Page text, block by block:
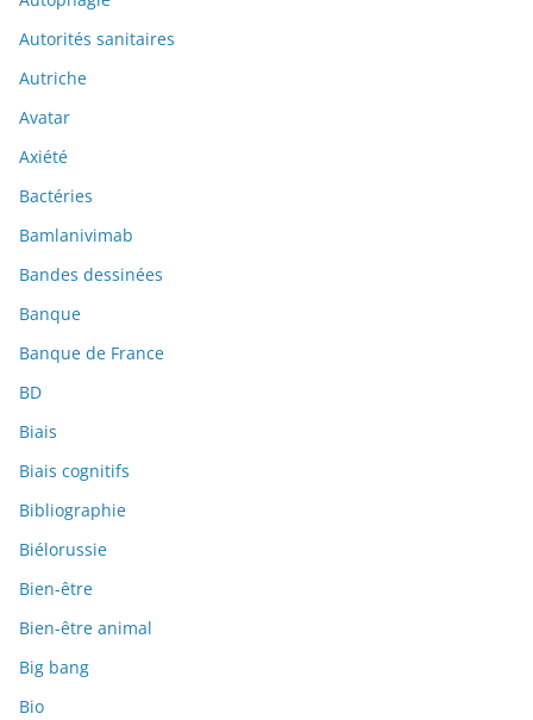
Autorités sanitaires
Autriche
Avatar
Axiété
Bactéries
Bamlanivimab
Bandes dessinées
Banque
Banque de France
BD
Biais
Biais cognitifs
Bibliographie
Biélorussie
Bien-être
Bien-être animal
Big bang
Bio